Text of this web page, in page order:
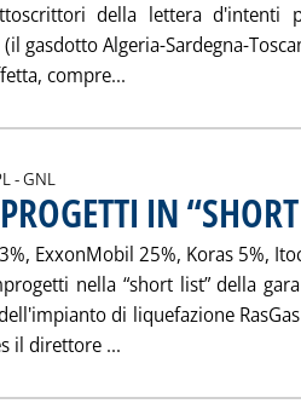
della lettera d'intenti
gasdotto Algeria-Sardegna-
compre...
- GNL
IN
ExxonMobil 25%, Koras 5%,
nella “short list” della
di liquefazione
il direttore ...